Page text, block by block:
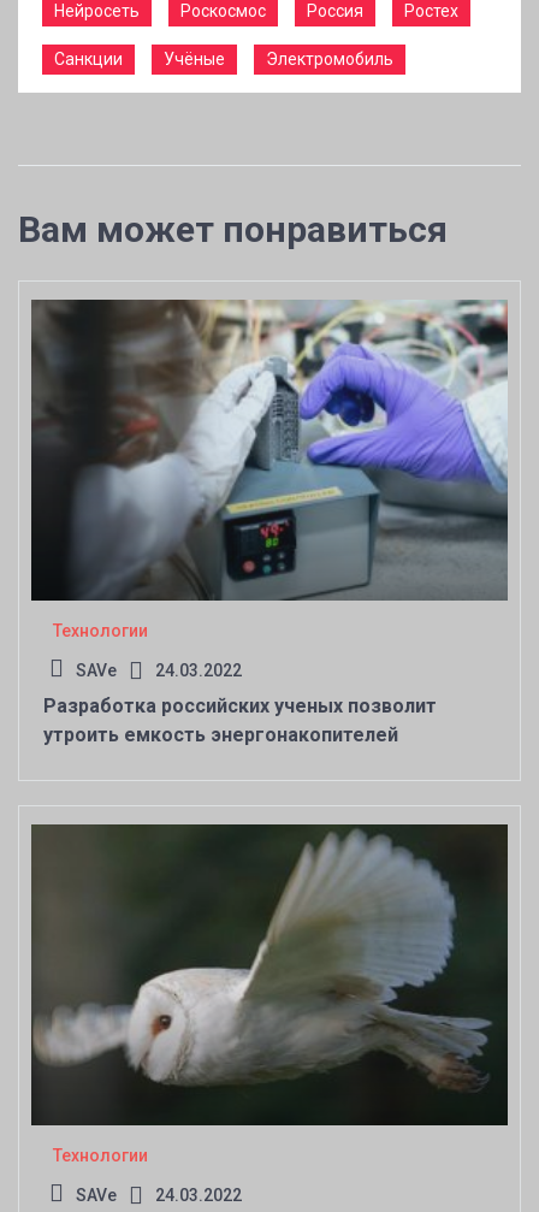
Нейросеть Роскосмос Россия Ростех
Санкции Учёные Электромобиль
Вам может понравиться
Технологии
SAVe 24.03.2022
Разработка российских ученых позволит
утроить емкость энергонакопителей
Технологии
SAVe 24.03.2022